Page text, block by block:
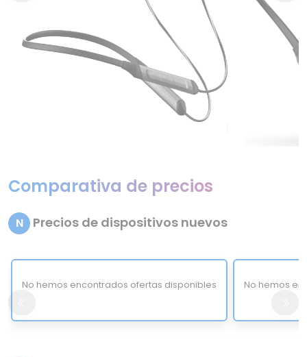
Comparativa de precios
N Precios de dispositivos nuevos
No hemos encontrados ofertas disponibles No hemos